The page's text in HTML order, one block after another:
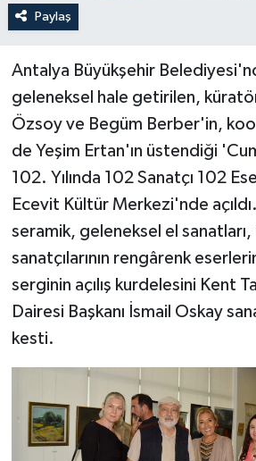
Paylaş
Antalya Büyükşehir
geleneksel hale getirilen,
Özsoy ve Begüm Berber'in,
de Yeşim Ertan'ın üstendiği
102. Yılında 102 Sanatçı 102
Ecevit Kültür Merkezi'nde
seramik, geleneksel el sanatları,
sanatçılarının rengârenk
serginin açılış kurdelesini Kent
Dairesi Başkanı İsmail Oskay
kesti.
Sağlık & Yaşam
Spor